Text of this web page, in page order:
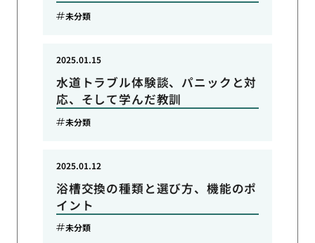
未分類
水道トラブル体験談、パニックと対
応、そして学んだ教訓
2025.01.15
未分類
浴槽交換の種類と選び方、機能のポ
イント
2025.01.12
未分類